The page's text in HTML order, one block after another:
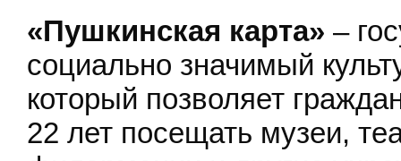
«Пушкинская карта» –
социально значимый
который позволяет
22 лет посещать музеи,